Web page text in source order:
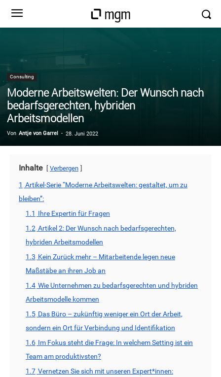
Consulting
Moderne Arbeitswelten: Der Wunsch nach
bedarfsgerechten, hybriden
Arbeitsmodellen
Von Antje von Garrel - 28. Juni 2022
Inhalte Verbergen
1 Artikel-Serie “Moderne Arbeitswelten: gestaltet, um zu
bleiben”:
1.1 Ihre Expertin für Fragen
1.2 Artikel 2: Der Wunsch nach bedarfsgerechten,
hybriden Arbeitsmodellen
1.3 Kein Zurück mehr – Mitarbeitende legen neue
Maßstäbe an ihren Job an
1.4 Wie Unternehmen zu bedarfsgerechten und hybriden
Arbeitsmodelle kommen
1.5 Das Büro – zukünftig weniger ein Ort der Arbeit,
sondern ein Ort für Verbindung und Identifikation
1.6 Im Fokus steht die Frage: In welchem Setting ist ein
Team am produktivsten?
1.7 Vernetzen Sie sich mit unseren Expert*innen: